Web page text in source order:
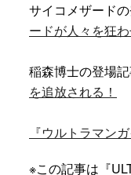
サイコメザード
ードが人々を狂わ
稲森博士の登
を追放される！
『ウルトラマン
※この記事は『